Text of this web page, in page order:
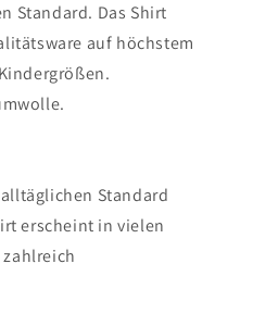
Standard. Das Shirt
auf höchstem
Standard
erscheint in vielen